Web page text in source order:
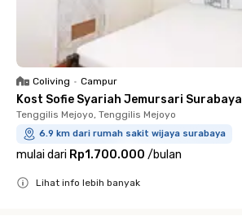
Coliving • Campur
Kost Sofie Syariah Jemursari Surabaya
Tenggilis Mejoyo, Tenggilis Mejoyo
6.9 km dari rumah sakit wijaya surabaya
mulai dari Rp1.700.000 /bulan
Lihat info lebih banyak